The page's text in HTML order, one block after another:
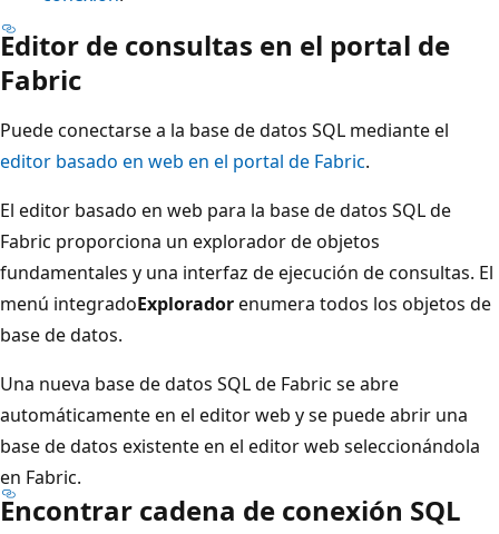
Editor de consultas en el portal de
Fabric
Puede conectarse a la base de datos SQL mediante el
editor basado en web en el portal de Fabric.
El editor basado en web para la base de datos SQL de
Fabric proporciona un explorador de objetos
fundamentales y una interfaz de ejecución de consultas. El
menú integradoExploradorenumera todos los objetos de
base de datos.
Una nueva base de datos SQL de Fabric se abre
automáticamente en el editor web y se puede abrir una
base de datos existente en el editor web seleccionándola
en Fabric.
Encontrar cadena de conexión SQL